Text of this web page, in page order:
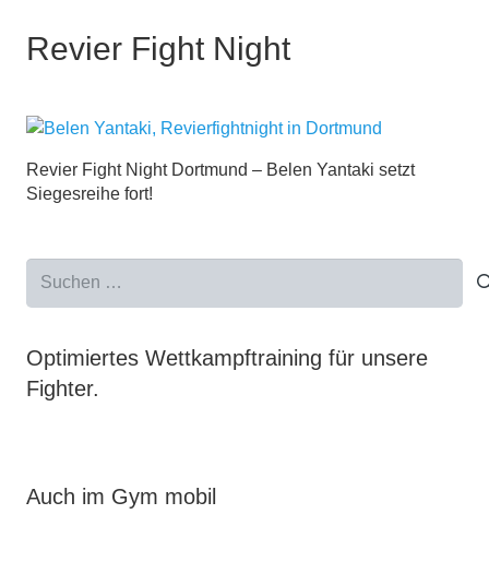
Revier Fight Night
Revier Fight Night Dortmund – Belen Yantaki setzt
Siegesreihe fort!
Optimiertes Wettkampftraining für unsere
Fighter.
Auch im Gym mobil